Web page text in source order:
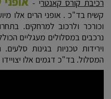
רכיבת קורס קאנטרי -
קשיח בד"כ . אופני הרים אלו
וכורכר ולרכוב למרחקים.
נרכבים במסלולים מעגליים
וירידות טכניות בגינות
המסלול. בד"כ דגמים אלו יצויידו